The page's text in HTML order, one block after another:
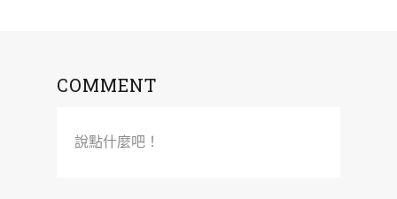
COMMENT
說點什麼吧！